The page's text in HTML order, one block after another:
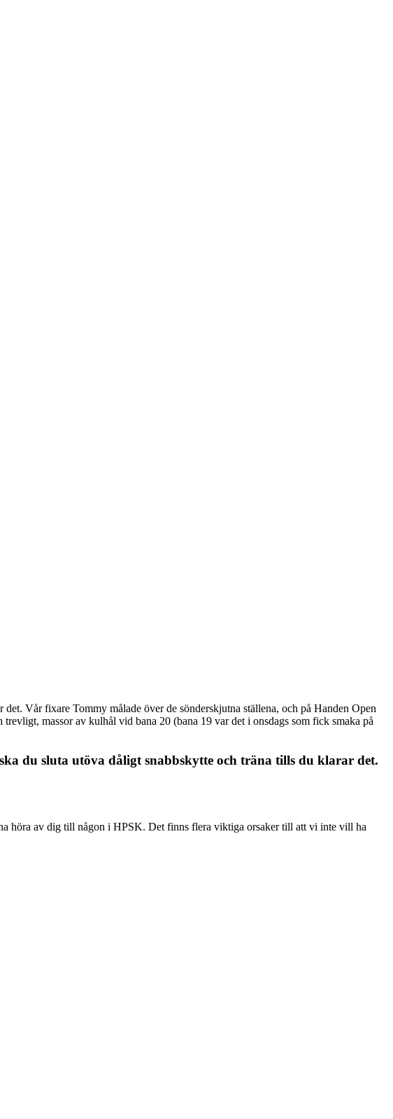
Vår fixare Tommy målade över de sönderskjutna ställena, och på Handen Open
massor av kulhål vid bana 20 (bana 19 var det i onsdags som fick smaka på
du sluta utöva dåligt snabbskytte och träna tills du klarar det.
höra av dig till någon i HPSK. Det finns flera viktiga orsaker till att vi inte vill ha